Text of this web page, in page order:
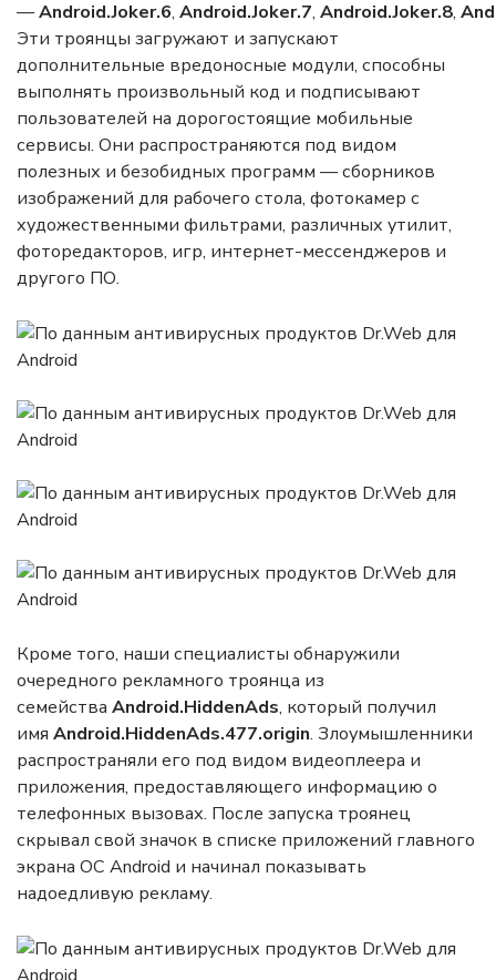
—Android.Joker.6, Android.Joker.7, Android.Joker.8,
Эти троянцы загружают и запускают
дополнительные вредоносные модули, способны
выполнять произвольный код и подписывают
пользователей на дорогостоящие мобильные
сервисы. Они распространяются под видом
полезных и безобидных программ — сборников
изображений для рабочего стола, фотокамер с
художественными фильтрами, различных утилит,
фоторедакторов, игр, интернет-мессенджеров и
другого ПО.
Кроме того, наши специалисты обнаружили
очередного рекламного троянца из
семейства Android.HiddenAds, который получил
имя Android.HiddenAds.477.origin. Злоумышленники
распространяли его под видом видеоплеера и
приложения, предоставляющего информацию о
телефонных вызовах. После запуска троянец
скрывал свой значок в списке приложений главного
экрана ОС Android и начинал показывать
надоедливую рекламу.